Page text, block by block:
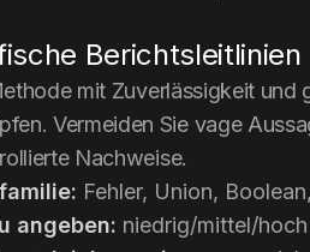
Berichtsleitlinien
mit Zuverlässigkeit und
Vermeiden Sie vage
Nachweise.
Fehler, Union,
angeben: niedrig/mittel/